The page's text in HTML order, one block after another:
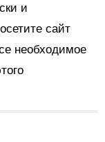
и
сайт
необходимое